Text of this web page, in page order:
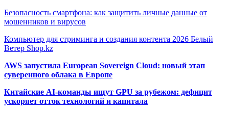
Безопасность смартфона: как защитить личные данные от
мошенников и вирусов
Компьютер для стриминга и создания контента 2026 Белый
Ветер Shop.kz
AWS запустила European Sovereign Cloud: новый этап
суверенного облака в Европе
Китайские AI-команды ищут GPU за рубежом: дефицит
ускоряет отток технологий и капитала